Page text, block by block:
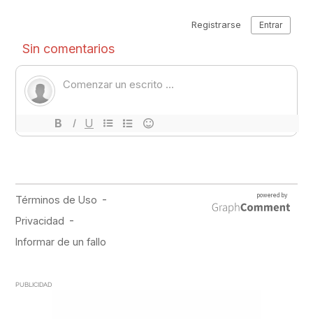
PUBLICIDAD